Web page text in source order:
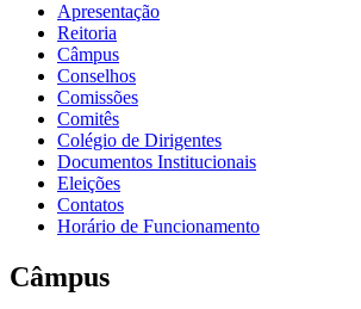
Apresentação
Reitoria
Câmpus
Conselhos
Comissões
Comitês
Colégio de Dirigentes
Documentos Institucionais
Eleições
Contatos
Horário de Funcionamento
Câmpus